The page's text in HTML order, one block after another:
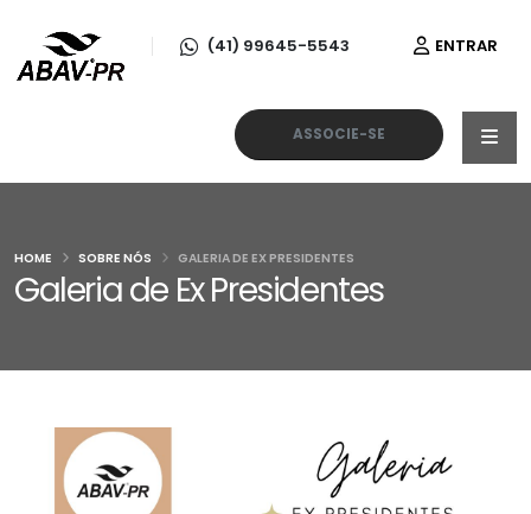
(41) 99645-5543 ENTRAR
ASSOCIE-SE
Galeria de Ex Presidentes
HOME SOBRE NÓS GALERIA DE EX PRESIDENTES